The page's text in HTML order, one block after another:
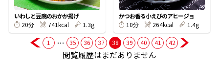
氷熟®︎
だしパック
いわしと豆腐のおかか揚げ
20分
741kcal 1.3g
かつお香る小えびのアヒージョ
10分
264kcal 1.4g
1 … 35 36 37 38 39 40 41 42
閲覧履歴はまだありません